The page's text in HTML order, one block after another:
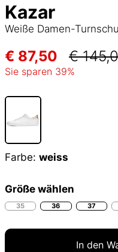
Kazar
Weiße Damen-
€ 87,50 €
Sie sparen 39%
Farbe: weiss
Größe wählen
35 36 37
In den